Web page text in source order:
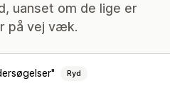
uanset om de lige er
på vej væk.
Ryd